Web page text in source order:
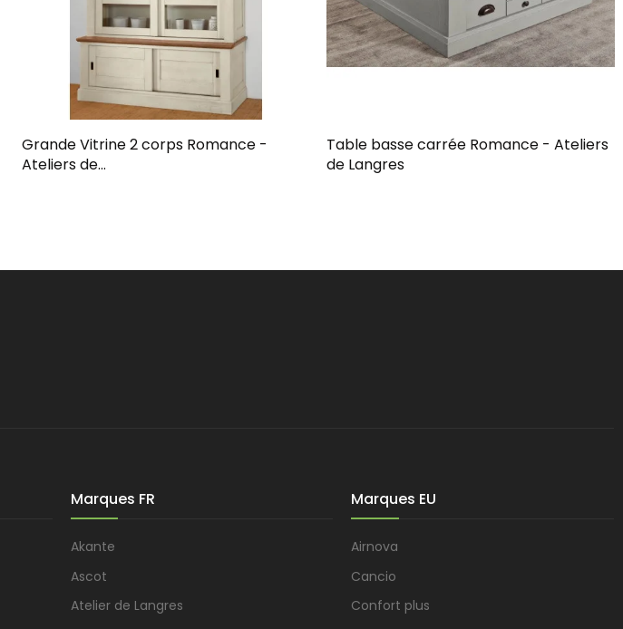
Grande Vitrine 2 corps Romance -
Ateliers de...
Table basse carrée Romance - Ateliers
de Langres
Marques FR
Akante
Ascot
Atelier de Langres
Marques EU
Airnova
Cancio
Confort plus